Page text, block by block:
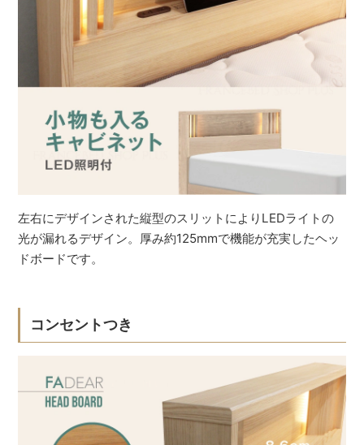
左右にデザインされた縦型のスリットによりLEDライトの
光が漏れるデザイン。厚み約125mmで機能が充実したヘッ
ドボードです。
コンセントつき